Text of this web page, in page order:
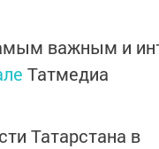
важным и
Татмедиа
Татарстана в